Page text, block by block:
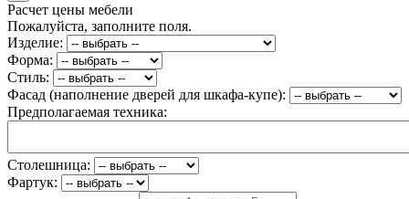
Расчет цены мебели
Пожалуйста, заполните поля.
Изделие:
Форма:
Стиль:
Фасад (наполнение дверей для шкафа-купе):
Предполагаемая техника:
Столешница:
Фартук: